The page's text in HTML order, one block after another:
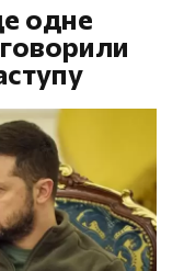
одне